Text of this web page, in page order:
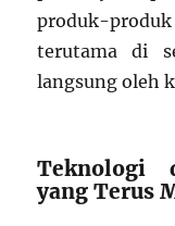
produk-
terutama di
langsung oleh
Teknologi
yang Terus